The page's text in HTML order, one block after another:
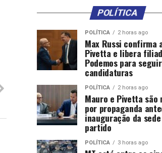
POLÍTICA
POLÍTICA 2 horas ago
Max Russi confirma
Pivetta e libera
Podemos para
candidaturas
POLÍTICA 2 horas ago
Mauro e Pivetta são
por propaganda
inauguração da
partido
POLÍTICA 3 horas ago